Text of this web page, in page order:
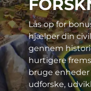
Lås op for
hjælper din
gennem
hurtigere
bruge
udforske,